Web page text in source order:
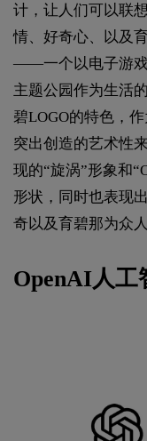
计，让人们可以联
情、好奇心、以及
——一个以电子游戏
主题公园作为生活
碧LOGO的特色，
突出创造的艺术性
现的“旋涡”形象和
形状，同时也表现
奇以及育碧那为众
OpenAI人工